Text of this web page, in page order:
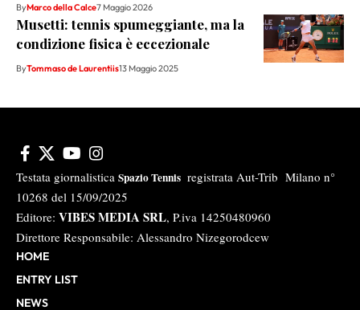
ByMarco della Calce7 Maggio 2026
Musetti: tennis spumeggiante, ma la
condizione fisica è eccezionale
ByTommaso de Laurentiis13 Maggio 2025
Testata giornalistica Spazio Tennis registrata Aut-Trib Milano n°
10268 del 15/09/2025
Editore: VIBES MEDIA SRL, P.iva 14250480960
Direttore Responsabile: Alessandro Nizegorodcew
HOME
ENTRY LIST
NEWS